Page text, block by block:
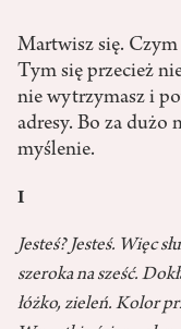
Martwisz się. Czym
Tym się przecież
nie wytrzymasz i
adresy. Bo za dużo
myślenie.
I
Jesteś? Jesteś. Więc
szeroka na sześć.
łóżko, zieleń. Kolor